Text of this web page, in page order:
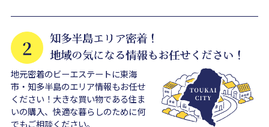
地元密着のビーエステートに東海
市・知多半島のエリア情報もお任せ
ください！大きな買い物である住ま
いの購入、快適な暮らしのために何
でもご相談ください。